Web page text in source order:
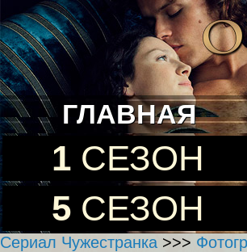
ГЛАВНАЯ
1 СЕЗОН
5 СЕЗОН
Сериал Чужестранка >>>